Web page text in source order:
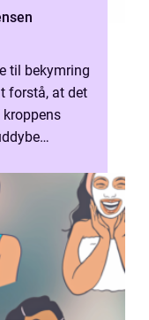
til bekymring
forstå, at det